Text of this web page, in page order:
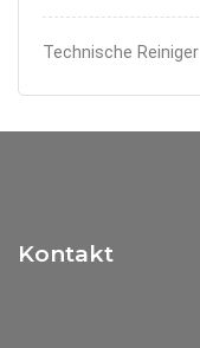
Technische Reiniger
Kontakt